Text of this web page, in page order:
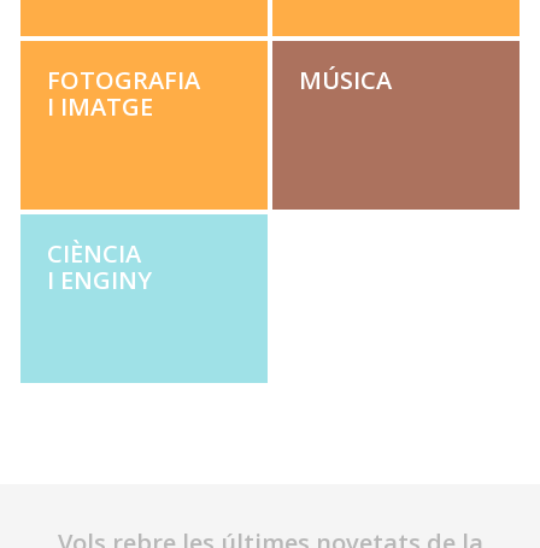
FOTOGRAFIA
I IMATGE
MÚSI­CA
CIÈN­CIA
I ENGINY